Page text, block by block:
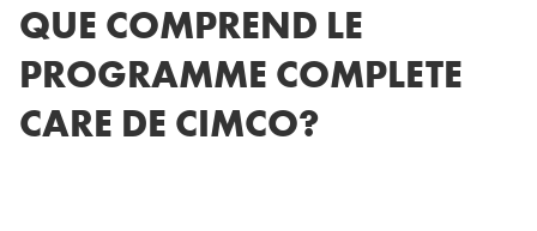
QUE COMPREND LE
PROGRAMME COMPLETE
CARE DE CIMCO?